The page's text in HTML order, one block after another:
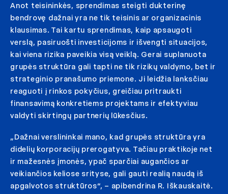
Anot teisininkės, sprendimas steigti dukterinę
bendrovę dažnai yra ne tik teisinis ar organizacinis
klausimas. Tai kartu sprendimas, kaip apsaugoti
verslą, pasiruošti investicijoms ir išvengti situacijos,
kai viena rizika paveikia visą veiklą. Gerai suplanuota
grupės struktūra gali tapti ne tik rizikų valdymo, bet ir
strateginio pranašumo priemone. Ji leidžia lanksčiau
reaguoti į rinkos pokyčius, greičiau pritraukti
finansavimą konkretiems projektams ir efektyviau
valdyti skirtingų partnerių lūkesčius.
„Dažnai verslininkai mano, kad grupės struktūra yra
didelių korporacijų prerogatyva. Tačiau praktikoje net
ir mažesnės įmonės, ypač sparčiai augančios ar
veikiančios keliose srityse, gali gauti realią naudą iš
apgalvotos struktūros“, – apibendrina R. Iškauskaitė.